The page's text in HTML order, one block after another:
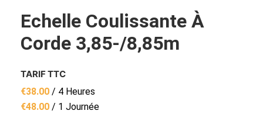
Echelle Coulissante À
Corde 3,85-/8,85m
TARIF TTC
€38.00 / 4 Heures
€48.00 / 1 Journée